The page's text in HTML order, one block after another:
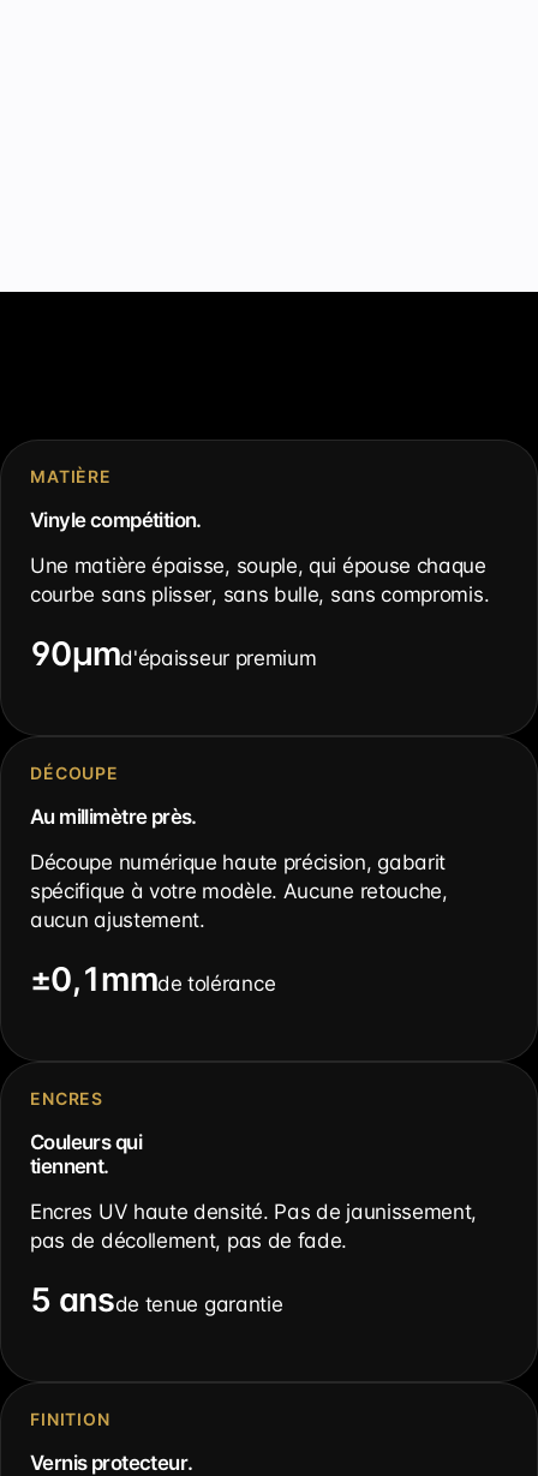
MATIÈRE
Vinyle compétition.
Une matière épaisse, souple, qui épouse chaque
courbe sans plisser, sans bulle, sans compromis.
90µmd'épaisseur premium
DÉCOUPE
Au millimètre près.
Découpe numérique haute précision, gabarit
spécifique à votre modèle. Aucune retouche,
aucun ajustement.
±0,1mmde tolérance
ENCRES
Couleurs qui
tiennent.
Encres UV haute densité. Pas de jaunissement,
pas de décollement, pas de fade.
5 ansde tenue garantie
FINITION
Vernis protecteur.